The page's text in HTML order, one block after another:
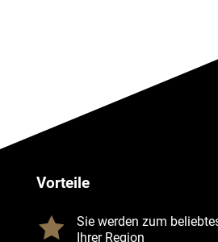
Vorteile

Sie werden zum
Ihrer Region